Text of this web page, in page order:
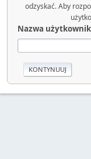
odzyskać. Aby
Nazwa